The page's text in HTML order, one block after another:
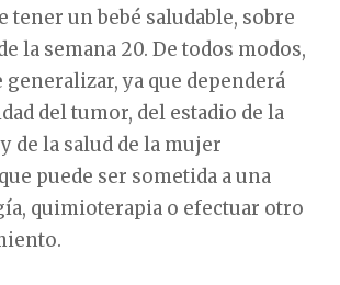
tener un bebé saludable, sobre
la semana 20. De todos modos,
generalizar, ya que dependerá
del tumor, del estadio de la
de la salud de la mujer
puede ser sometida a una
quimioterapia o efectuar otro